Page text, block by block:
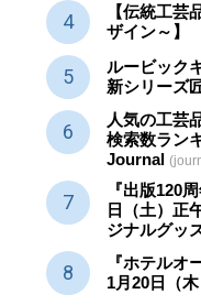
【伝統工芸
ザイン～】
ルービック
新シリーズ
人気の工芸
検索数ラン
Journal
『出版120
日（土）正
ジナルグッ
『ホテルオ
1月20日（